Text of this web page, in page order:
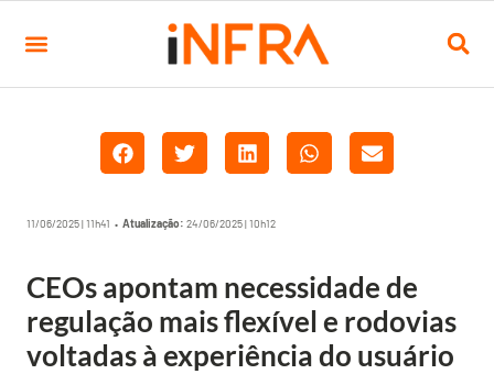
11/06/2025 | 11h41 • Atualização: 24/06/2025 | 10h12
CEOs apontam necessidade de
regulação mais flexível e rodovias
voltadas à experiência do usuário